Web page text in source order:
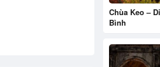
Chùa Keo –
Bình